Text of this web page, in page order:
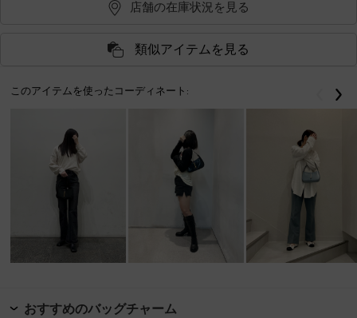
店舗の在庫状況を見る
類似アイテムを見る
このアイテムを使ったコーディネート: 戻る
おすすめのバッグチャーム